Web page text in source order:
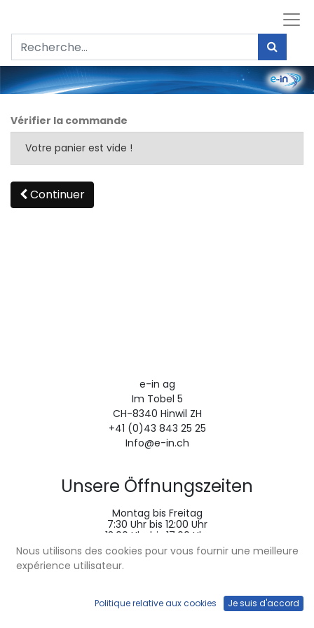
Vérifier la commande
Votre panier est vide !
Continuer
e-in ag
Im Tobel 5
CH-8340 Hinwil ZH
+41 (0)43 843 25 25
Info@e-in.ch
Unsere Öffnungszeiten
Montag bis Freitag
7:30 Uhr bis 12:00 Uhr
13:00 Uhr bis 17:00 Uhr
Nous utilisons des cookies pour vous fournir une meilleure
expérience utilisateur.
Politique relative aux cookies Je suis d'accord